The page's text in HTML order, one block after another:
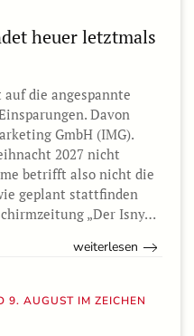
heuer letztmals
die angespannte
Davon
GmbH (IMG).
2027 nicht
betrifft also nicht die
geplant stattfinden
„Der Isny…
weiterlesen
9. AUGUST IM ZEICHEN